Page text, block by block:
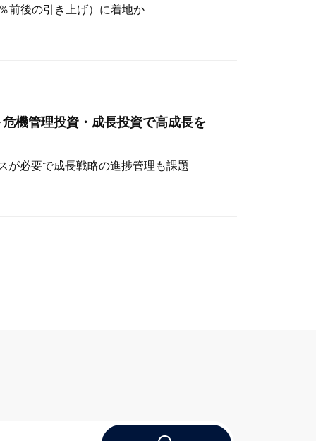
前後の引き上げ）に着地か
機管理投資・成長投資で高成長を
が必要で成長戦略の進捗管理も課題